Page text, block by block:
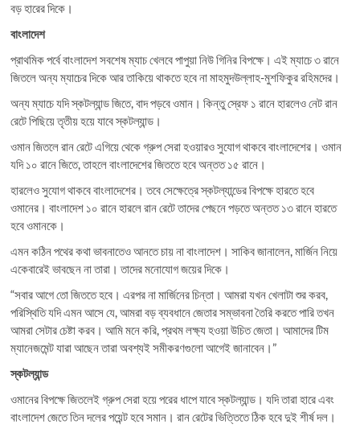
বড় হারের দিকে।
বাংলাদেশ
প্রাথমিক পর্বে বাংলাদেশ সবশেষ ম্যাচ খেলবে পাপুয়া নিউ গিনির বিপক্ষে। এই ম্যাচে ৩ রানে
জিতলে অন্য ম্যাচের দিকে আর তাকিয়ে থাকতে হবে না মাহমুদউল্লাহ-মুশফিকুর রহিমদের।
অন্য ম্যাচে যদি স্কটল্যান্ড জিতে, বাদ পড়বে ওমান। কিন্তু স্রেফ ১ রানে হারলেও নেট রান
রেটে পিছিয়ে তৃতীয় হয়ে যাবে স্কটল্যান্ড।
ওমান জিতলে রান রেটে এগিয়ে থেকে গ্রুপ সেরা হওয়ারও সুযোগ থাকবে বাংলাদেশের। ওমান
যদি ১০ রানে জিতে, তাহলে বাংলাদেশের জিততে হবে অন্তত ১৫ রানে।
হারলেও সুযোগ থাকবে বাংলাদেশের। তবে সেক্ষেত্রে স্কটল্যান্ডের বিপক্ষে হারতে হবে
ওমানের। বাংলাদেশ ১০ রানে হারলে রান রেটে তাদের পেছনে পড়তে অন্তত ১৩ রানে হারতে
হবে ওমানকে।
এমন কঠিন পথের কথা ভাবনাতেও আনতে চায় না বাংলাদেশ। সাকিব জানালেন, মার্জিন নিয়ে
একেবারেই ভাবছেন না তারা। তাদের মনোযোগ জয়ের দিকে।
“সবার আগে তো জিততে হবে। এরপর না মার্জিনের চিন্তা। আমরা যখন খেলাটা শুর করব,
পরিস্থিতি যদি এমন আসে যে, আমরা বড় ব্যবধানে জেতার সম্ভাবনা তৈরি করতে পারি তখন
আমরা সেটার চেষ্টা করব। আমি মনে করি, প্রথম লক্ষ্য হওয়া উচিত জেতা। আমাদের টিম
ম্যানেজমেন্ট যারা আছেন তারা অবশ্যই সমীকরণগুলো আগেই জানাবেন।”
স্কটল্যান্ড
ওমানের বিপক্ষে জিতলেই গ্রুপ সেরা হয়ে পরের ধাপে যাবে স্কটল্যান্ড। যদি তারা হারে এবং
বাংলাদেশ জেতে তিন দলের পয়েন্ট হবে সমান। রান রেটের ভিত্তিতে ঠিক হবে দুই শীর্ষ দল।